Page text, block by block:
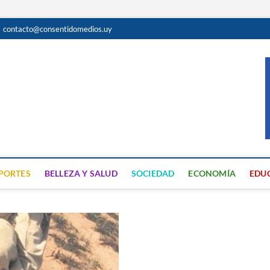
contacto@consentidomedios.uy
BELLEZA Y SALUD SOCIEDAD ECONOMÍA